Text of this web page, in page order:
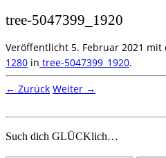
tree-5047399_1920
Veröffentlicht 5. Februar 2021 mit
1280 in tree-5047399_1920.
← Zurück Weiter →
Such dich GLÜCKlich…